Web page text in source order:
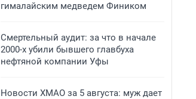
гималайским медведем Фиником
Смертельный аудит: за что в начале
2000-х убили бывшего главбуха
нефтяной компании Уфы
Новости ХМАО за 5 августа: муж дает